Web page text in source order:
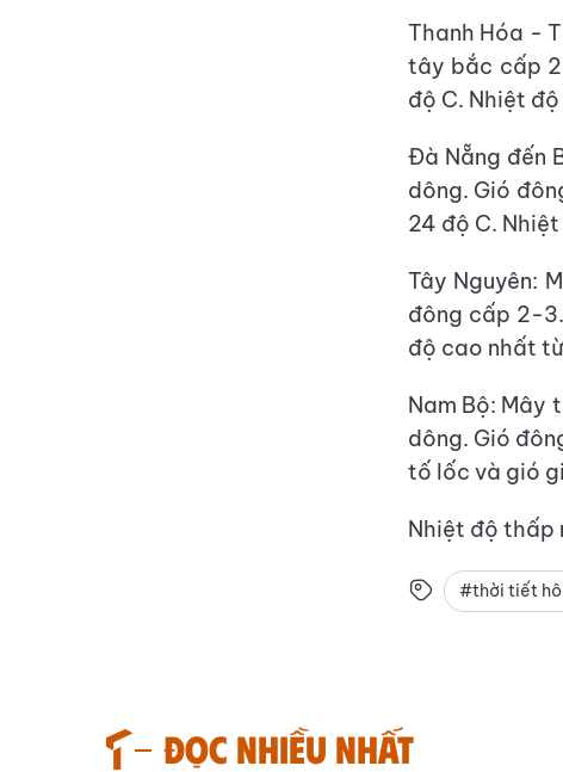
Thanh Hóa -
tây bắc cấp
độ C. Nhiệt
Đà Nẵng đến
dông. Gió
24 độ C.
Tây Nguyên:
đông cấp 2-
độ cao nhất
Nam Bộ: Mây
dông. Gió
tố lốc và gió
Nhiệt độ thấp
#thời tiết
Đọc nhiều nhất